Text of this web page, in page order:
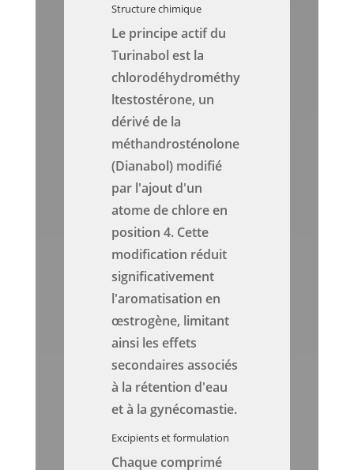
Structure chimique
Le principe actif du
Turinabol est la
chlorodéhydrométhy
ltestostérone, un
dérivé de la
méthandrosténolone
(Dianabol) modifié
par l'ajout d'un
atome de chlore en
position 4. Cette
modification réduit
significativement
l'aromatisation en
œstrogène, limitant
ainsi les effets
secondaires associés
à la rétention d'eau
et à la gynécomastie.
Excipients et formulation
Chaque comprimé